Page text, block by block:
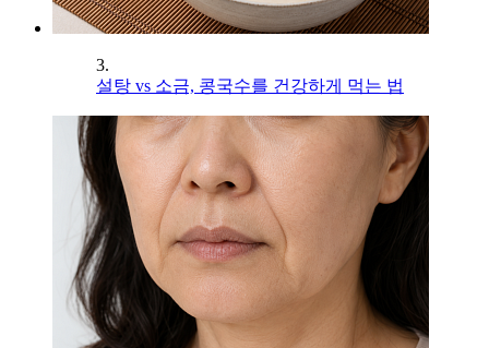
3.
설탕 vs 소금, 콩국수를 건강하게 먹는 법